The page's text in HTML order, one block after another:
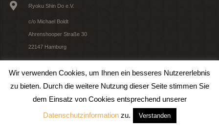
Ryoku Shin Do e.V.
c/o Michael Boldt
Ahrenshooper Straße 30
22147 Hamburg
© 2019 All Rights Reserved. Ryoku Shin Do e.V. | Impressum| Datenschutz
Wir verwenden Cookies, um Ihnen ein besseres Nutzererlebnis
zu bieten. Durch die weitere Nutzung dieser Seite stimmen Sie
dem Einsatz von Cookies entsprechend unserer
Datenschutzinformationzu. Verstanden